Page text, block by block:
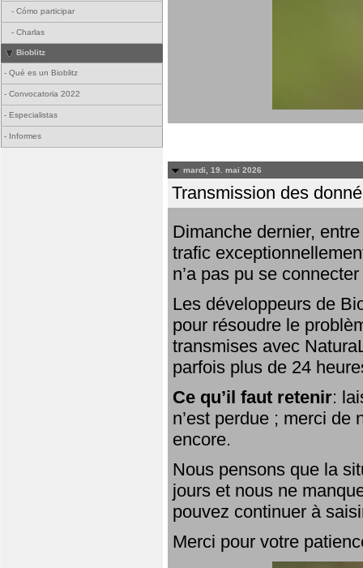
- Cómo participar
- Charlas
Bioblitz
- Qué es un Bioblitz
- Convocatoria 2022
- Especialistas
- Informes
mardi, 19. mai 2026
Transmission des
Dimanche dernier,
trafic
n’a pas pu se
Les développeurs de
pour résoudre le
transmises avec
parfois plus de 24
Ce qu’il faut retenir:
n’est perdue ; merci de
encore.
Nous pensons que la
jours et nous ne
pouvez continuer à
Merci pour votre